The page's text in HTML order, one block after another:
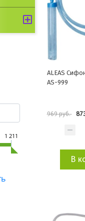
1 211
ALEAS
AS-999
969 руб.
В